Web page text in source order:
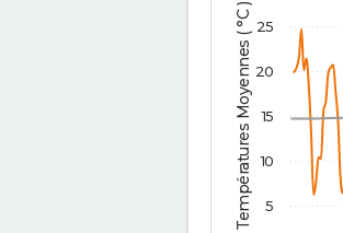
Températures Moyennes ( °C ) 5
10
15
20
25